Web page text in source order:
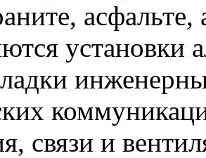
установки
связи и